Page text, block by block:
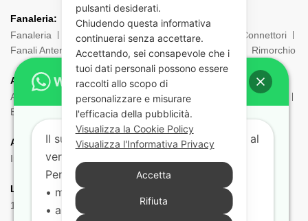
Fanaleria:
Fanaleria
Fendinebbia Posteriore Laterale
Connettori
Fanali Anteriori
Indicatori di direzione Ingombro Rimorchio
ADR:
Adr Equipaggiamento
Borsa ADR
Estintori e Porta estintori
Etichette e Pannelli
Filtri Maschere Maschere e Filtri ADR
Aria:
Impianto Aria
Lampadine:
12V
24V
pulsanti desiderati.
Chiudendo questa informativa
continuerai senza accettare.
Accettando, sei consapevole che i
tuoi dati personali possono essere
raccolti allo scopo di
personalizzare e misurare
l'efficacia della pubblicità.
Visualizza la Cookie Policy
Visualizza l'Informativa Privacy
Accetta
Rifiuta
Il supporto tecnico risponde dal lunedì al
venerdì dalle 9:00 alle 18:00.
Per aiutarti più velocemente indicaci:
• marca e modello del veicolo
• anno